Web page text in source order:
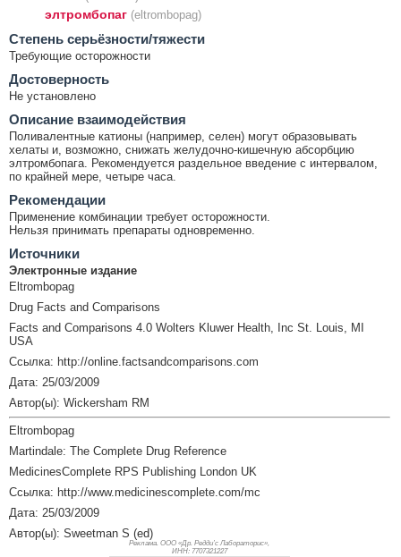
элтромбопаг (eltrombopag)
Cтепень серьёзности/тяжести
Требующие осторожности
Достоверность
Не установлено
Описание взаимодействия
Поливалентные катионы (например, селен) могут образовывать
хелаты и, возможно, снижать желудочно-кишечную абсорбцию
элтромбопага. Рекомендуется раздельное введение с интервалом,
по крайней мере, четыре часа.
Рекомендации
Применение комбинации требует осторожности.
Нельзя принимать препараты одновременно.
Источники
Электронные издание
Eltrombopag
Drug Facts and Comparisons
Facts and Comparisons 4.0 Wolters Kluwer Health, Inc St. Louis, MI
USA
Ссылка: http://online.factsandcomparisons.com
Дата: 25/03/2009
Автор(ы): Wickersham RM
Eltrombopag
Martindale: The Complete Drug Reference
MedicinesComplete RPS Publishing London UK
Ссылка: http://www.medicinescomplete.com/mc
Дата: 25/03/2009
Автор(ы): Sweetman S (ed)
Реклама. ООО «Др. Редди’с Лабораторис»,
ИНН: 7707321227